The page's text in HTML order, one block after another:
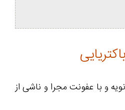
و با عفونت مجرا و ناشی از